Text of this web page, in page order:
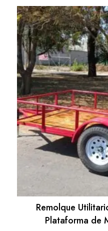
Remolque
Plataforma de